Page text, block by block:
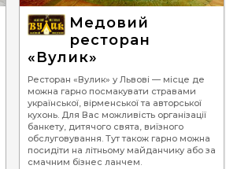
піца
суші
барбекю (шашлик,
гриль)
стейки
равлики
Медовий
ресторан
«Вулик»
Ресторан «Вулик» у Львові — місце де
можна гарно посмакувати стравами
української, вірменської та авторської
кухонь. Для Вас можливість організації
банкету, дитячого свята, виїзного
обслуговування. Тут також гарно можна
посидіти на літньому майданчику або за
смачним бізнес ланчем.